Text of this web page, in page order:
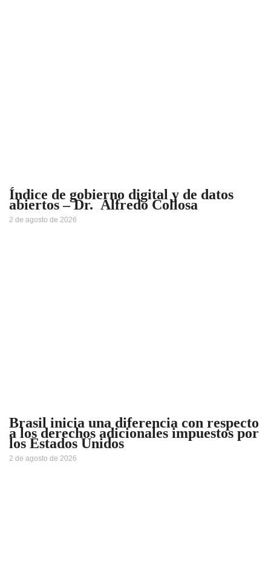
Índice de gobierno digital y de datos
abiertos – Dr. Alfredo Collosa
2 de agosto de 2026
Brasil inicia una diferencia con respecto
a los derechos adicionales impuestos por
los Estados Unidos
2 de agosto de 2026